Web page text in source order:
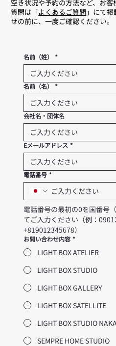
空き状況や予約の方法など、お
質問は「よくあるご質問 」にて
せの前に、一度ご確認ください。
名前（姓） *
名前（名） *
会社名・団体名
Eメールアドレス *
電話番号 *
電話番号の最初の0を国番号
てご入力ください（例：
+819012345678）
お問い合わせ内容 *
LIGHT BOX ATELIER
LIGHT BOX STUDIO
LIGHT BOX GALLERY
LIGHT BOX SATELLITE
LIGHT BOX STUDIO
SEMPRE HOME STUDIO